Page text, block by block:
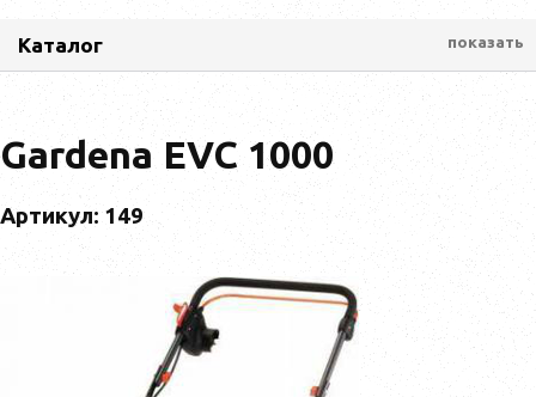
Каталог показать
Gardena EVC 1000
Артикул: 149